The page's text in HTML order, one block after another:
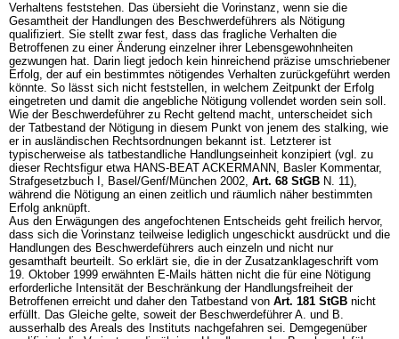
Verhaltens feststehen. Das übersieht die Vorinstanz, wenn sie die
Gesamtheit der Handlungen des Beschwerdeführers als Nötigung
qualifiziert. Sie stellt zwar fest, dass das fragliche Verhalten die
Betroffenen zu einer Änderung einzelner ihrer Lebensgewohnheiten
gezwungen hat. Darin liegt jedoch kein hinreichend präzise umschriebener
Erfolg, der auf ein bestimmtes nötigendes Verhalten zurückgeführt werden
könnte. So lässt sich nicht feststellen, in welchem Zeitpunkt der Erfolg
eingetreten und damit die angebliche Nötigung vollendet worden sein soll.
Wie der Beschwerdeführer zu Recht geltend macht, unterscheidet sich
der Tatbestand der Nötigung in diesem Punkt von jenem des stalking, wie
er in ausländischen Rechtsordnungen bekannt ist. Letzterer ist
typischerweise als tatbestandliche Handlungseinheit konzipiert (vgl. zu
dieser Rechtsfigur etwa HANS-BEAT ACKERMANN, Basler Kommentar,
Strafgesetzbuch I, Basel/Genf/München 2002, Art. 68 StGB N. 11),
während die Nötigung an einen zeitlich und räumlich näher bestimmten
Erfolg anknüpft.
Aus den Erwägungen des angefochtenen Entscheids geht freilich hervor,
dass sich die Vorinstanz teilweise lediglich ungeschickt ausdrückt und die
Handlungen des Beschwerdeführers auch einzeln und nicht nur
gesamthaft beurteilt. So erklärt sie, die in der Zusatzanklageschrift vom
19. Oktober 1999 erwähnten E-Mails hätten nicht die für eine Nötigung
erforderliche Intensität der Beschränkung der Handlungsfreiheit der
Betroffenen erreicht und daher den Tatbestand von Art. 181 StGB nicht
erfüllt. Das Gleiche gelte, soweit der Beschwerdeführer A. und B.
ausserhalb des Areals des Instituts nachgefahren sei. Demgegenüber